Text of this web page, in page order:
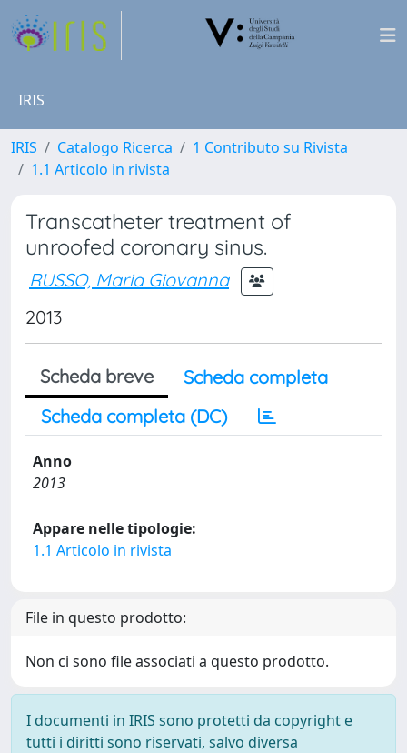
IRIS
IRIS Catalogo Ricerca
1 Contributo su Rivista
1.1 Articolo in rivista
Transcatheter treatment of
unroofed coronary sinus.
RUSSO, Maria Giovanna
2013
Scheda breve
Scheda completa
Scheda completa (DC)
Anno
2013
Appare nelle tipologie:
1.1 Articolo in rivista
File in questo prodotto:
Non ci sono file associati a questo prodotto.
I documenti in IRIS sono protetti da copyright e
tutti i diritti sono riservati, salvo diversa